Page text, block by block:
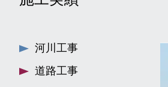
河川工事
道路工事